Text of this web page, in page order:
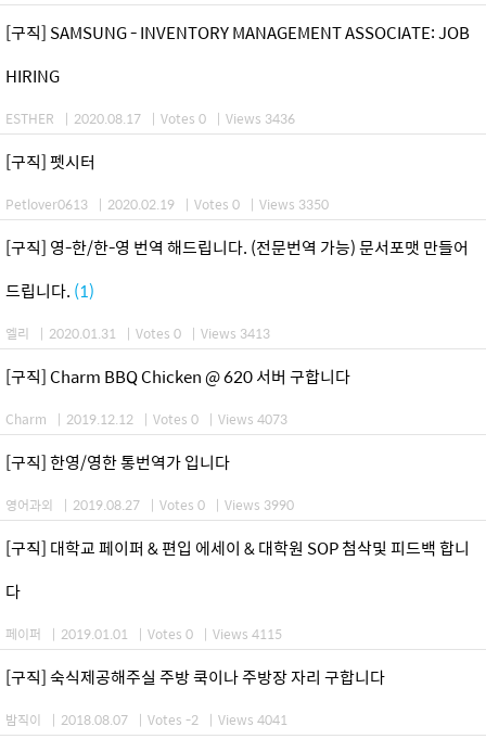
[구직] SAMSUNG - INVENTORY MANAGEMENT ASSOCIATE: JOB
HIRING
ESTHER | 2020.08.17 | Votes 0 | Views 3436
[구직] 펫시터
Petlover0613 | 2020.02.19 | Votes 0 | Views 3350
[구직] 영-한/한-영 번역 해드립니다. (전문번역 가능) 문서포맷 만들어
드립니다. (1)
엘리 | 2020.01.31 | Votes 0 | Views 3413
[구직] Charm BBQ Chicken @ 620 서버 구합니다
Charm | 2019.12.12 | Votes 0 | Views 4073
[구직] 한영/영한 통번역가 입니다
영어과외 | 2019.08.27 | Votes 0 | Views 3990
[구직] 대학교 페이퍼 & 편입 에세이 & 대학원 SOP 첨삭및 피드백 합니
다
페이퍼 | 2019.01.01 | Votes 0 | Views 4115
[구직] 숙식제공해주실 주방 쿡이나 주방장 자리 구합니다
밤직이 | 2018.08.07 | Votes -2 | Views 4041